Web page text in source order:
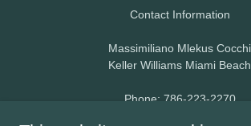
Contact Information
Massimiliano Mlekus Cocchi
Keller Williams Miami Beach
Phone: 786-223-2270